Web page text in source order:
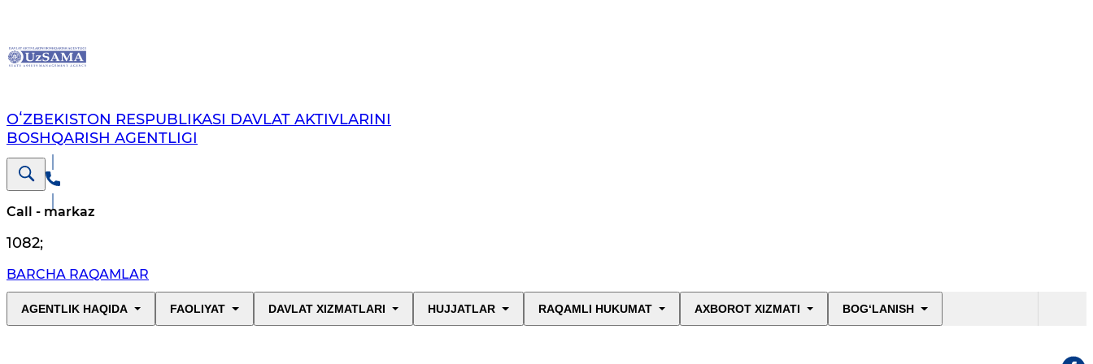
OʻZBEKISTON RESPUBLIKASI DAVLAT AKTIVLARINI
BOSHQARISH AGENTLIGI
Call - markaz
1082;
BARCHA RAQAMLAR
AGENTLIK HAQIDA FAOLIYAT DAVLAT XIZMATLARI HUJJATLAR RAQAMLI HUKUMAT AXBOROT XIZMATI BOG‘LANISH